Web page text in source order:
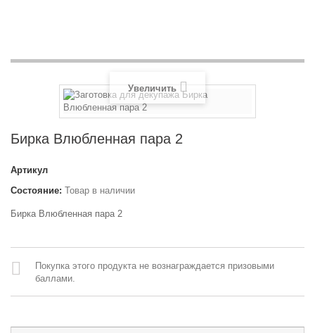
Увеличить
Бирка Влюбленная пара 2
Артикул
Состояние: Товар в наличии
Бирка Влюбленная пара 2
Покупка этого продукта не вознаграждается призовыми
баллами.